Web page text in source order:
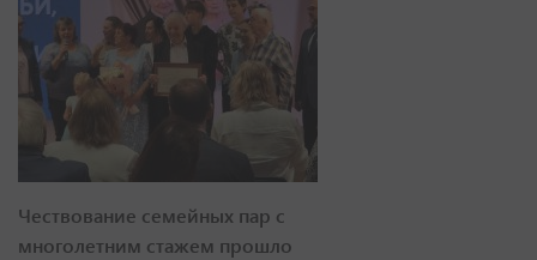
Чествование семейных пар с
многолетним стажем прошло